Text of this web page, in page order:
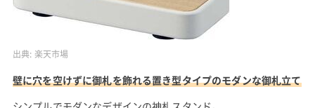
出典: 楽天市場
壁に穴を空けずに御札を飾れる置き型タイプのモダンな御札立て